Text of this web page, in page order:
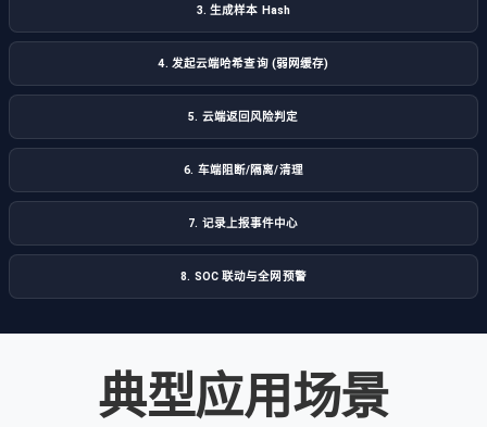
3. 生成样本 Hash
4. 发起云端哈希查询 (弱网缓存)
5. 云端返回风险判定
6. 车端阻断/隔离/清理
7. 记录上报事件中心
8. SOC 联动与全网预警
典型应用场景